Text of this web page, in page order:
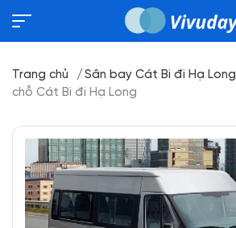
Trang chủ Sân bay Cát Bi đi Hạ Long
chỗ Cát Bi đi Hạ Long